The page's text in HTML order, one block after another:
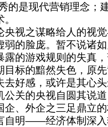
的是现代营销理念；
之谋略给人的视觉
弱的脸庞。暂不说诸
露的游戏规则的失真
目标的黯然失色，原
去好感，或许是其心
的央视自圆其说道
企、外企之三足鼎立
自明——经济体制深入